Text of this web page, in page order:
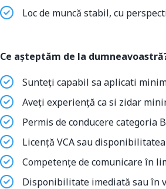
Loc de muncă stabil, cu
Ce așteptăm de la
Sunteți capabil sa aplicati
Aveți experiență ca si zidar
Permis de conducere categoria
Licență VCA sau
Competențe de comunicare în
Disponibilitate imediată sau în